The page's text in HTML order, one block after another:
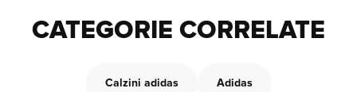
CATEGORIE CORRELATE
Calzini adidas Adidas